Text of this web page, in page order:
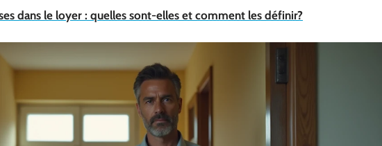
dans le loyer : quelles sont-elles et comment les définir?